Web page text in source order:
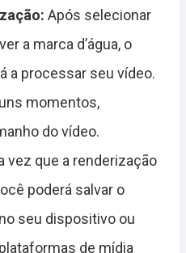
Após selecionar
a marca d’água, o
a processar seu vídeo.
momentos,
do vídeo.
vez que a renderização
poderá salvar o
seu dispositivo ou
de mídia